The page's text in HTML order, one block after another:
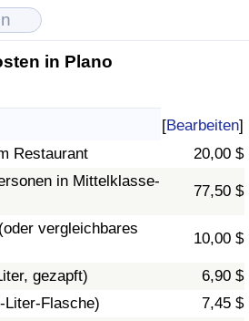
in Plano
[Bearbeiten]
Restaurant
20,00 $
in Mittelklasse-
77,50 $
vergleichbares
10,00 $
gezapft)
6,90 $
Liter-Flasche)
7,45 $
Index (aktuell)
Index
Index nach Land
(aktuell)
nach Land
(aktuell)
Land